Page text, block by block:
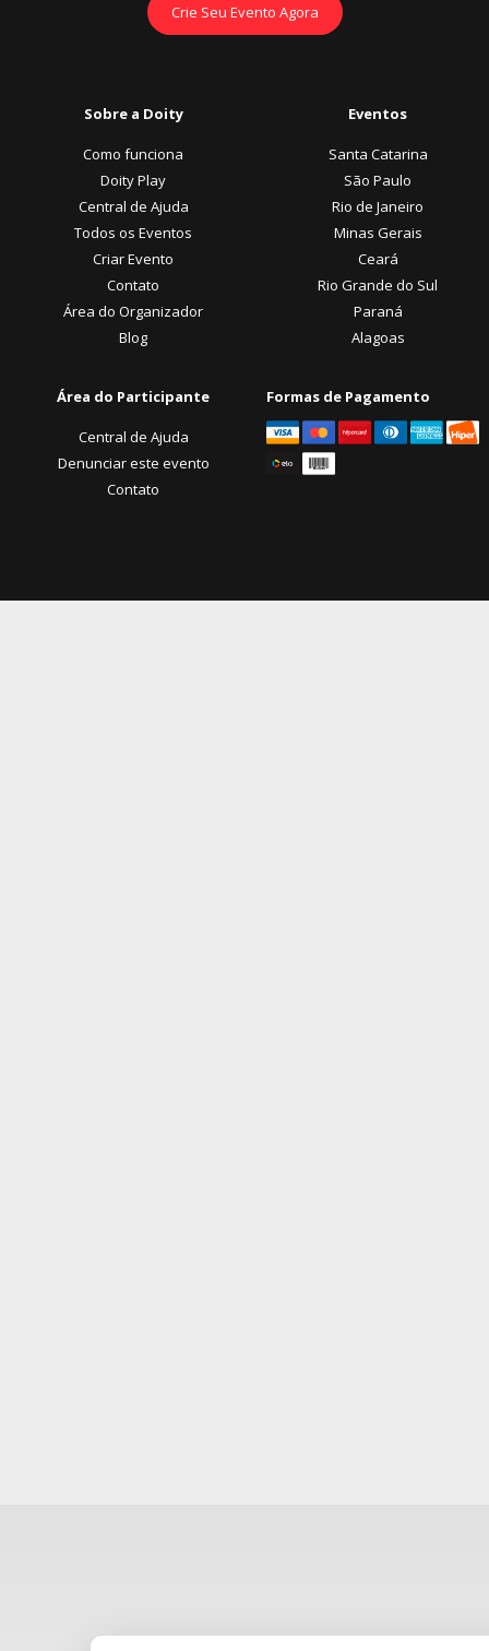
Crie Seu Evento Agora
Sobre a Doity
Como funciona
Doity Play
Central de Ajuda
Todos os Eventos
Criar Evento
Contato
Área do Organizador
Blog
Eventos
Santa Catarina
São Paulo
Rio de Janeiro
Minas Gerais
Ceará
Rio Grande do Sul
Paraná
Alagoas
Área do Participante
Central de Ajuda
Denunciar este evento
Contato
Formas de Pagamento